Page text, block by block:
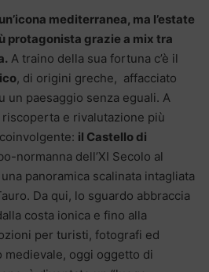
mediterranea, ma l’estate
protagonista grazie a mix tra
A traino della sua fortuna c’è il
, di origini greche, affacciato
un paesaggio senza eguali. A
e rivalutazione più
il Castello di
normanna dell’XI Secolo al
panoramica scalinata intagliata
Da qui, lo sguardo abbraccia
costa ionica e fino alla
per turisti, fotografi ed
oggi oggetto di